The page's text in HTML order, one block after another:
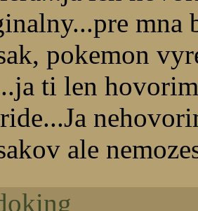
mna
pokemon
ti len
ale